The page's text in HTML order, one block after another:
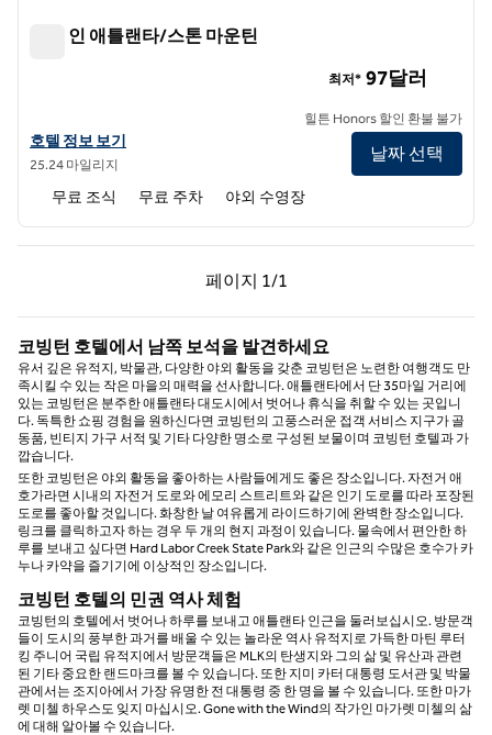
햄튼 인 애틀랜타/스톤 마운틴
햄튼 인 애틀랜타/스톤 마운틴의 호텔 정보 보기
호텔 정보 보기
25.24 마일리지
최저* 97달러
힐튼 Honors 할인 환불 불가
날짜 선택
무료 조식 무료 주차 야외 수영장
페이지 1/1
이전 페이지, 1/1
페이지 1/1
코빙턴 호텔에서 남쪽 보석을 발견하세요
유서 깊은 유적지, 박물관, 다양한 야외 활동을 갖춘 코빙턴은 노련한 여행객도 만
족시킬 수 있는 작은 마을의 매력을 선사합니다. 애틀랜타에서 단 35마일 거리에
있는 코빙턴은 분주한 애틀랜타 대도시에서 벗어나 휴식을 취할 수 있는 곳입니
다. 독특한 쇼핑 경험을 원하신다면 코빙턴의 고풍스러운 접객 서비스 지구가 골
동품, 빈티지 가구 서적 및 기타 다양한 명소로 구성된 보물이며 코빙턴 호텔과 가
깝습니다.
또한 코빙턴은 야외 활동을 좋아하는 사람들에게도 좋은 장소입니다. 자전거 애
호가라면 시내의 자전거 도로와 에모리 스트리트와 같은 인기 도로를 따라 포장된
도로를 좋아할 것입니다. 화창한 날 여유롭게 라이드하기에 완벽한 장소입니다.
링크를 클릭하고자 하는 경우 두 개의 현지 과정이 있습니다. 물속에서 편안한 하
루를 보내고 싶다면 Hard Labor Creek State Park와 같은 인근의 수많은 호수가 카
누나 카약을 즐기기에 이상적인 장소입니다.
코빙턴 호텔의 민권 역사 체험
코빙턴의 호텔에서 벗어나 하루를 보내고 애틀랜타 인근을 둘러보십시오. 방문객
들이 도시의 풍부한 과거를 배울 수 있는 놀라운 역사 유적지로 가득한 마틴 루터
킹 주니어 국립 유적지에서 방문객들은 MLK의 탄생지와 그의 삶 및 유산과 관련
된 기타 중요한 랜드마크를 볼 수 있습니다. 또한 지미 카터 대통령 도서관 및 박물
관에서는 조지아에서 가장 유명한 전 대통령 중 한 명을 볼 수 있습니다. 또한 마가
렛 미첼 하우스도 잊지 마십시오. Gone with the Wind의 작가인 마가렛 미첼의 삶
에 대해 알아볼 수 있습니다.